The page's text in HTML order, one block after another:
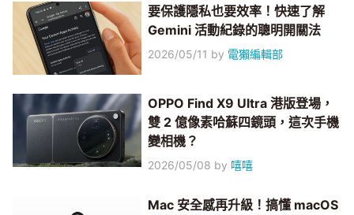
要保護隱私也要效率！快速了解
Gemini 活動紀錄的聰明開關法
2026/05/11 by 電獺編輯部
OPPO Find X9 Ultra 港版登場，
雙 2 億像素哈蘇四鏡頭，這次手機
變相機？
2026/05/08 by 嘻嘻
Mac 安全感再升級！搞懂 macOS